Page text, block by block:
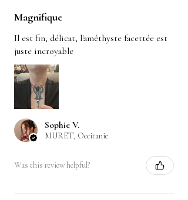
Magnifique
Il est fin, délicat, l'améthyste facettée est
juste incroyable
Sophie V.
MURET, Occitanie
Was this review helpful?